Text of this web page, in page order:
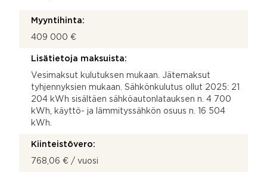
Myyntihinta:
409 000 €
Lisätietoja maksuista:
Vesimaksut kulutuksen mukaan. Jätemaksut
tyhjennyksien mukaan. Sähkönkulutus ollut 2025: 21
204 kWh sisältäen sähköautonlatauksen n. 4 700
kWh, käyttö- ja lämmityssähkön osuus n. 16 504
kWh.
Kiinteistövero:
768,06 € / vuosi